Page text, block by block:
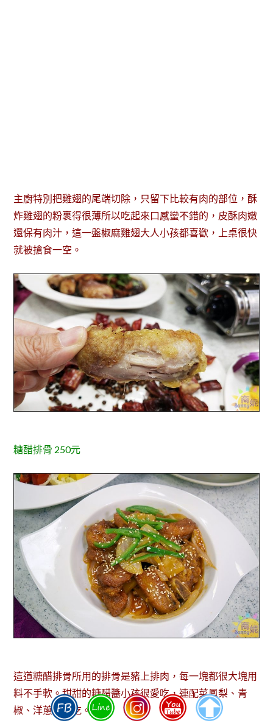
主廚特別把雞翅的尾端切除，只留下比較有肉的部位，酥
炸雞翅的粉裹得很薄所以吃起來口感蠻不錯的，皮酥肉嫩
還保有肉汁，這一盤椒麻雞翅大人小孩都喜歡，上桌很快
就被搶食一空。
糖醋排骨 250元
這道糖醋排骨所用的排骨是豬上排肉，每一塊都很大塊用
料不手軟。甜甜的糖醋醬小孩很愛吃，連配菜鳳梨、青
椒、洋蔥都好吃。